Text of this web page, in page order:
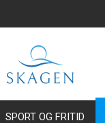
SPORT OG FRITID